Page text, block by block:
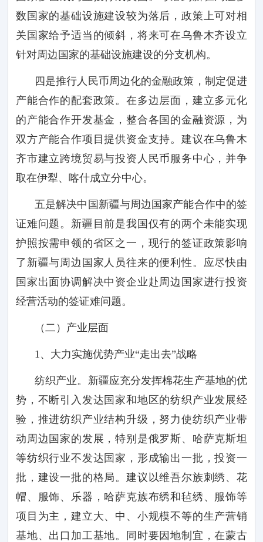
数国家的基础设施建设较为落后，政策上可对相
关国家给予适当的倾斜，将来可在乌鲁木齐设立
针对周边国家的基础设施建设的分支机构。
四是推行人民币周边化的金融政策，制定促进
产能合作的配套政策。在多边层面，建立多元化
的产能合作开发基金，整合各国的金融资源，为
双方产能合作项目提供资金支持。建议在乌鲁木
齐市建立跨境贸易与投资人民币服务中心，并争
取在伊犁、喀什成立分中心。
五是解决中国新疆与周边国家产能合作中的签
证难问题。新疆目前是我国仅有的两个未能实现
护照按需申领的省区之一，现行的签证政策影响
了新疆与周边国家人员往来的便利性。应尽快由
国家出面协调解决中资企业赴周边国家进行投资
经营活动的签证难问题。
（二）产业层面
1 、大力实施优势产业“走出去”战略
纺织产业。新疆应充分发挥棉花生产基地的优
势，不断引入发达国家和地区的纺织产业发展经
验，推进纺织产业结构升级，努力使纺织产业带
动周边国家的发展，特别是俄罗斯、哈萨克斯坦
等纺织行业不发达国家，形成输出一批，投资一
批，建设一批的格局。建议以维吾尔族刺绣、花
帽、服饰、乐器，哈萨克族布绣和毡绣、服饰等
项目为主，建立大、中、小规模不等的生产营销
基地、出口加工基地。同时要因地制宜，在蒙古